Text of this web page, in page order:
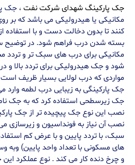
جک پارکینگ شهدای شرکت نفت ، جک
مکانیکی یا هیدرولیکی می باشد که بر
کنند تا بدون دخالت دست و با استفاده
بسته شدن درب فراهم شود. در توضیح
مکانیکی برای درب های سبک تر و تردد
شود و جک هیدرولیکی برای تردد بالا و
مواردی که درب لولایی بسیار ظریف
جک پارکینگی به زیبایی درب لطمه وارد
جک زیرسطحی استفاده کرد که به جک
نصب این نوع جک پیچیده تر از جک
نصب آن نیاز به فونداسیون و زیرسازی
سبک، با تردد پایین و با عرض کم
های مسکونی با تعداد واحد پایین) وبه
و چرخ دنده کار می کند . نوع عملکرد